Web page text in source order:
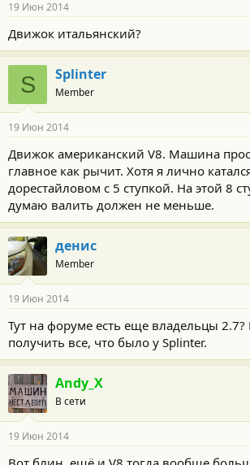
19 Июн 2014
Движок итальянский?
S Splinter
Member
19 Июн 2014
Движок американский V8. Машина
главное как рычит. Хотя я лично
дорестайловом с 5 ступкой. На этой 8
думаю валить должен не меньше.
денис
Member
19 Июн 2014
Тут на форуме есть еще владельцы 2.7?
получить все, что было у Splinter.
Andy_X
В сети
19 Июн 2014